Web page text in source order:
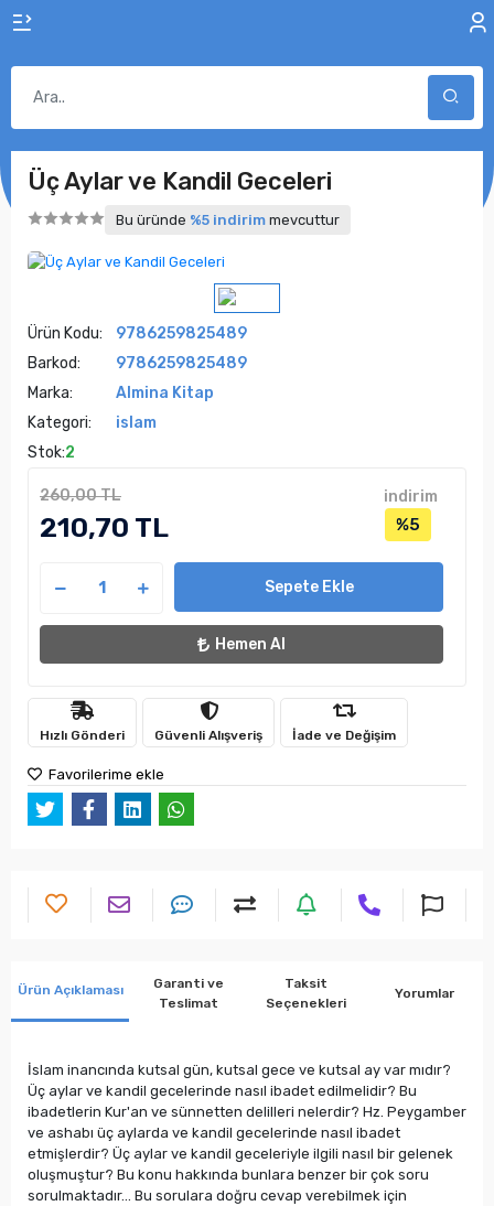
Üç Aylar ve Kandil Geceleri
Bu üründe %5 indirim mevcuttur
Ürün Kodu:
9786259825489
Barkod:
9786259825489
Marka:
Almina Kitap
Kategori:
islam
Stok:2
260,00 TL
210,70 TL
indirim
%5
Sepete Ekle
Hemen Al
Hızlı Gönderi Güvenli Alışveriş İade ve Değişim
Favorilerime ekle
Ürün Açıklaması
Garanti ve
Teslimat
Taksit
Seçenekleri
Yorumlar
İslam inancında kutsal gün, kutsal gece ve kutsal ay var mıdır?
Üç aylar ve kandil gecelerinde nasıl ibadet edilmelidir? Bu
ibadetlerin Kur'an ve sünnetten delilleri nelerdir? Hz. Peygamber
ve ashabı üç aylarda ve kandil gecelerinde nasıl ibadet
etmişlerdir? Üç aylar ve kandil geceleriyle ilgili nasıl bir gelenek
oluşmuştur? Bu konu hakkında bunlara benzer bir çok soru
sorulmaktadır... Bu sorulara doğru cevap verebilmek için